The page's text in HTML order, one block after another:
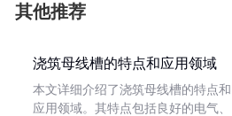
其他推荐
浇筑母线槽的特点和应用领域
本文详细介绍了浇筑母线槽的特点和
应用领域。其特点包括良好的电气、